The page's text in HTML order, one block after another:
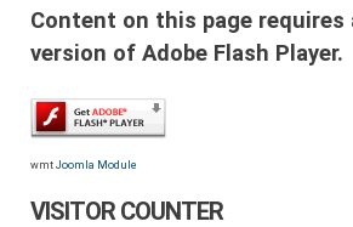
Content on this page requires
version of Adobe Flash Player.
wmt Joomla Module
VISITOR COUNTER